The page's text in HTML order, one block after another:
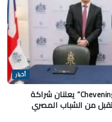
أخبار
“سوماباي” و “Chevening Scholarships” يعلنان شراكة
من الشباب المصري